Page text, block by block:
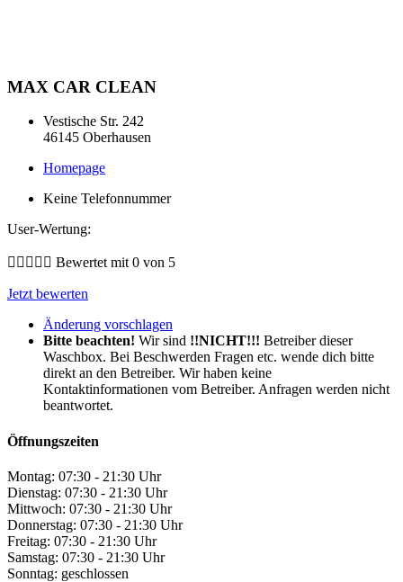
MAX CAR CLEAN
Vestische Str. 242
46145 Oberhausen
Homepage
Keine Telefonnummer
User-Wertung:
     Bewertet mit 0 von 5
Jetzt bewerten
Änderung vorschlagen
Bitte beachten! Wir sind !!NICHT!!! Betreiber dieser
Waschbox. Bei Beschwerden Fragen etc. wende dich bitte
direkt an den Betreiber. Wir haben keine
Kontaktinformationen vom Betreiber. Anfragen werden nicht
beantwortet.
Öffnungszeiten
Montag: 07:30 - 21:30 Uhr
Dienstag: 07:30 - 21:30 Uhr
Mittwoch: 07:30 - 21:30 Uhr
Donnerstag: 07:30 - 21:30 Uhr
Freitag: 07:30 - 21:30 Uhr
Samstag: 07:30 - 21:30 Uhr
Sonntag: geschlossen